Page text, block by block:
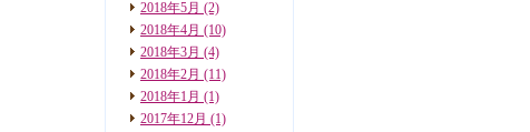
2018年5月 (2)
2018年4月 (10)
2018年3月 (4)
2018年2月 (11)
2018年1月 (1)
2017年12月 (1)